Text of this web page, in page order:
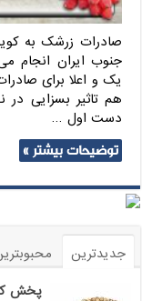
صادرات زرشک به
جنوب ایران انجام
یک و اعلا برای
هم تاثیر بسزایی
دست اول …
توضیحات بیشتر »
جدیدترین
پخش